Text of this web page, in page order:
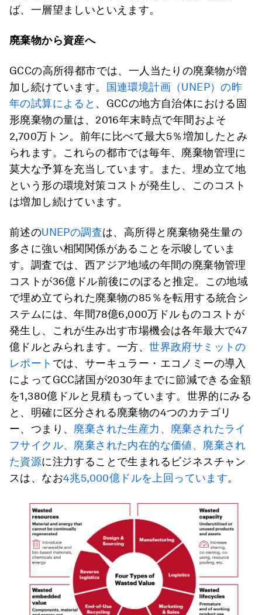
ば、一層望ましいといえます。
廃棄物から資産へ
GCCの高所得都市では、一人当たりの廃棄物が増
加し続けています。
国連環境計画（UNEP）の昨
年の試算によると 、GCCの地方自治体における固
形廃棄物の量は、2016年末時点で年間およそ
2,700万トン。前年に比べて最大5％増加したとみ
られます。これらの都市では毎年、廃棄物管理に
莫大な予算を充当しています。また、埋め立て地
という形の環境対策コストが発生し、このコスト
は増加し続けています。
前述のUNEPの調査は、高所得と廃棄物発生量の
多さに強い相関関係があることを示唆していま
す。調査では、西アジア地域の年間の廃棄物管理
コストが36億ドル前後にのぼると推定。この地域
で埋め立てられた廃棄物の85％を転用する統合シ
ステムには、年間78億6,000万ドルものコストが
発生し、これが生み出す市場機会は各年最大で47
億ドルとみられます。一方、世界政府サミットの
レポート では、サーキュラー・エコノミーの導入
によってGCC諸国が2030年までに節減できる金額
を1,380億ドルと見積もっています。世界的にみる
と、明確に区分される廃棄物の4つのカテゴリ
ー、つまり、 廃棄された生産力、廃棄されたライ
フサイクル、廃棄された内在的な価値、廃棄され
た資源に注力することで生まれるビジネスチャン
スは、なお4兆5,000億ドルを上回っています。